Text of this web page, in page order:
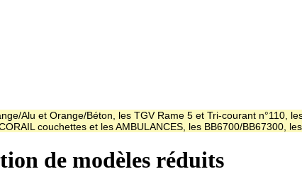
Alu et Orange/Béton, les TGV Rame 5 et Tri-courant n°110,
couchettes et les AMBULANCES, les BB6700/BB67300,
de modèles réduits